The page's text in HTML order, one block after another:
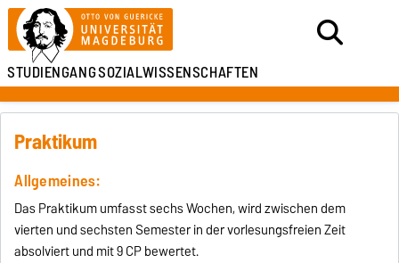
STUDIENGANGSOZIALWISSENSCHAFTEN
Praktikum
Allgemeines:
Das Praktikum umfasst sechs Wochen, wird zwischen dem
vierten und sechsten Semester in der vorlesungsfreien Zeit
absolviert und mit 9 CP bewertet.